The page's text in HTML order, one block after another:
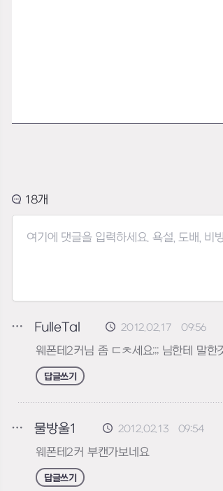
18
FulleTal 2012.02.17 09:56
웨폰테2커님 좀 ㄷㅊ세요;;; 님한테 말한
답글쓰기
물방울1 2012.02.13 09:54
웨폰테2커 부캔가보네요
답글쓰기